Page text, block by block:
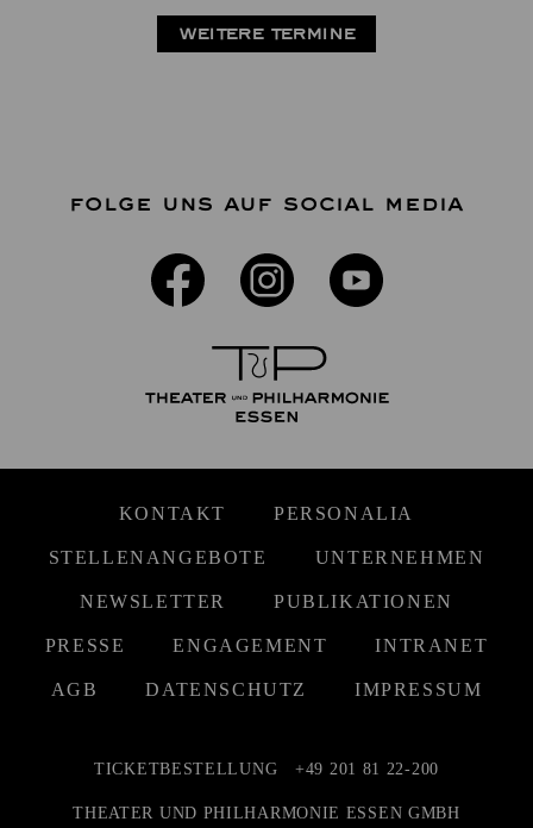
WEITERE TERMINE
FOLGE UNS AUF SOCIAL MEDIA
KONTAKT PERSONALIA
STELLENANGEBOTE UNTERNEHMEN
NEWSLETTER PUBLIKATIONEN
PRESSE ENGAGEMENT INTRANET
AGB DATENSCHUTZ IMPRESSUM
TICKETBESTELLUNG +49 201 81 22-200
THEATER UND PHILHARMONIE ESSEN GMBH